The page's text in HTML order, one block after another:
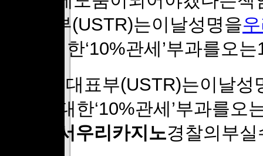
대표부(USTR)는이날성명을
한‘10%관세’부과를오
미무역대표부(USTR)는이날성
입품에대한‘10%관세’부과를
강서우리카지노경찰의부